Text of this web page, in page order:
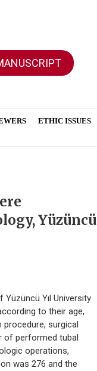
ETHIC ISSUES
Yüzüncü
Yıl University
to their age,
surgical
of performed tubal
operations,
was 276 and the